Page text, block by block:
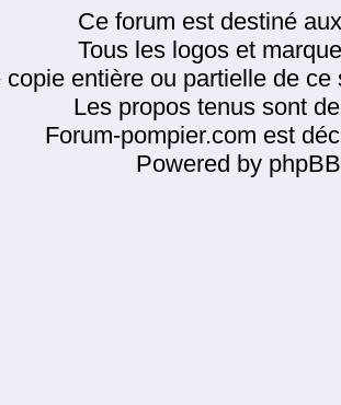
Ce forum est destiné
Tous les logos et
copie entière ou partielle de
Les propos tenus sont
Forum-pompier.com est
Powered by